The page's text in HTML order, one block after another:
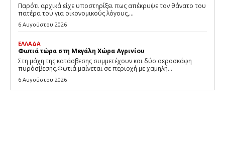
Παρότι αρχικά είχε υποστηρίξει πως απέκρυψε τον θάνατο του
πατέρα του για οικονομικούς λόγους,...
6 Αυγούστου 2026
ΕΛΛΑΔΑ
Φωτιά τώρα στη Μεγάλη Χώρα Αγρινίου
Στη μάχη της κατάσβεσης συμμετέχουν και δύο αεροσκάφη
πυρόσβεσης.Φωτιά μαίνεται σε περιοχή με χαμηλή...
6 Αυγούστου 2026